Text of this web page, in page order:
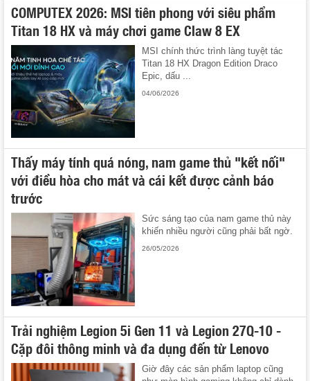
COMPUTEX 2026: MSI tiên phong với siêu phẩm
Titan 18 HX và máy chơi game Claw 8 EX
MSI chính thức trình làng tuyệt tác
Titan 18 HX Dragon Edition Draco
Epic, dấu ...
04/06/2026
Thấy máy tính quá nóng, nam game thủ "kết nối"
với điều hòa cho mát và cái kết được cảnh báo
trước
Sức sáng tạo của nam game thủ này
khiến nhiều người cũng phải bất ngờ.
26/05/2026
Trải nghiệm Legion 5i Gen 11 và Legion 27Q-10 -
Cặp đôi thông minh và đa dụng đến từ Lenovo
Giờ đây các sản phẩm laptop cũng